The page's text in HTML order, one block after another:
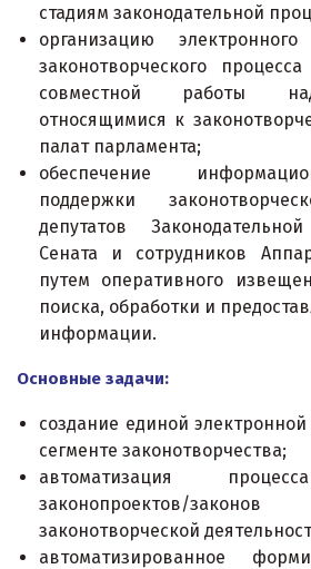
стадиям законодательной
организацию электронного
законотворческого
совместной работы
относящимися к
палат парламента;
обеспечение
поддержки
депутатов
Сената и сотрудников
путем оперативного
поиска, обработки и
информации.
Основные задачи:
создание единой
сегменте законотворчества;
автоматизация
законопроектов/
законотворческой
автоматизированное